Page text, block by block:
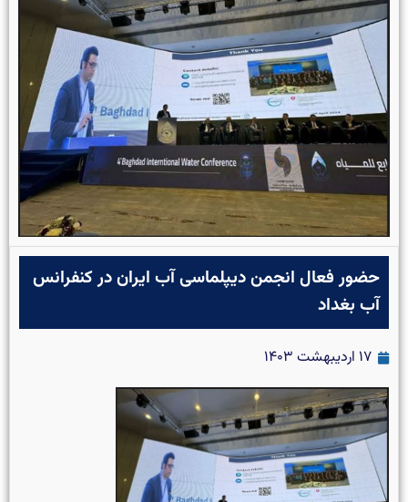
حضور فعال انجمن دیپلماسی آب ایران در کنفرانس
آب بغداد
۱۷ اردیبهشت ۱۴۰۳